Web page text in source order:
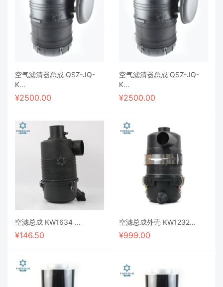
空气滤清器总成 QSZ-JQ-
K...
¥2500.00
空气滤清器总成 QSZ-JQ-
K...
¥2500.00
空滤总成 KW1634 ...
¥146.50
空滤总成外壳 KW1232...
¥999.00